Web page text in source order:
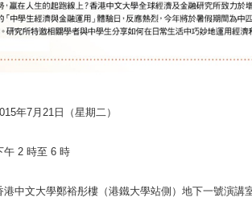
年7月21日（星期二）
午 2 時至 6 時
港中文大學鄭裕彤樓（港鐵大學站側）地下一號演講